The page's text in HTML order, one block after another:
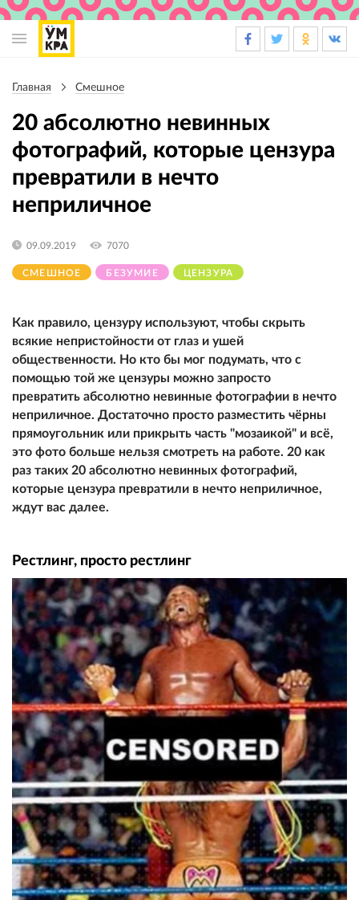
навигации
Главная Смешное
20 абсолютно невинных
фотографий, которые цензура
превратили в нечто
неприличное
СМЕШНОЕ БЕЗУМИЕ ЦЕНЗУРА
09.09.2019 7070
Как правило, цензуру используют, чтобы скрыть
всякие непристойности от глаз и ушей
общественности. Но кто бы мог подумать, что с
помощью той же цензуры можно запросто
превратить абсолютно невинные фотографии в нечто
неприличное. Достаточно просто разместить чёрны
прямоугольник или прикрыть часть "мозаикой" и всё,
это фото больше нельзя смотреть на работе. 20 как
раз таких 20 абсолютно невинных фотографий,
которые цензура превратили в нечто неприличное,
ждут вас далее.
Рестлинг, просто рестлинг